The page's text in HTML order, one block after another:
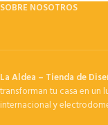
SOBRE NOSOTROS
La Aldea – Tienda de
transforman tu casa en un
internacional y